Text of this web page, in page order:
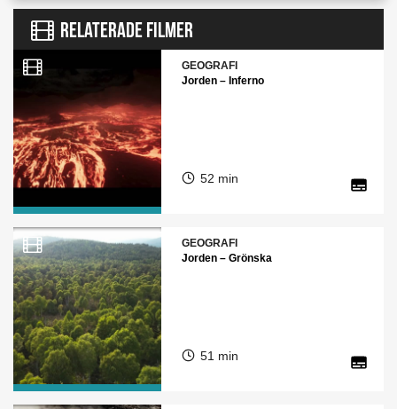
RELATERADE FILMER
GEOGRAFI
Jorden – Inferno
52 min
GEOGRAFI
Jorden – Grönska
51 min